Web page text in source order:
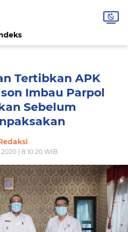
Tertibkan APK
Imbau Parpol
Sebelum
| 8.10.20 WIB